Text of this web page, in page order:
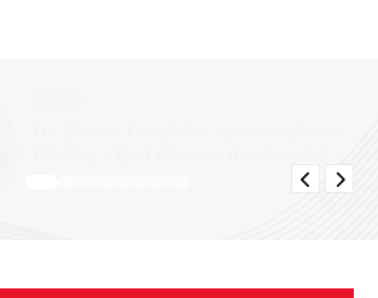
δεσμοί δοκιμάζονται περισσότερο !